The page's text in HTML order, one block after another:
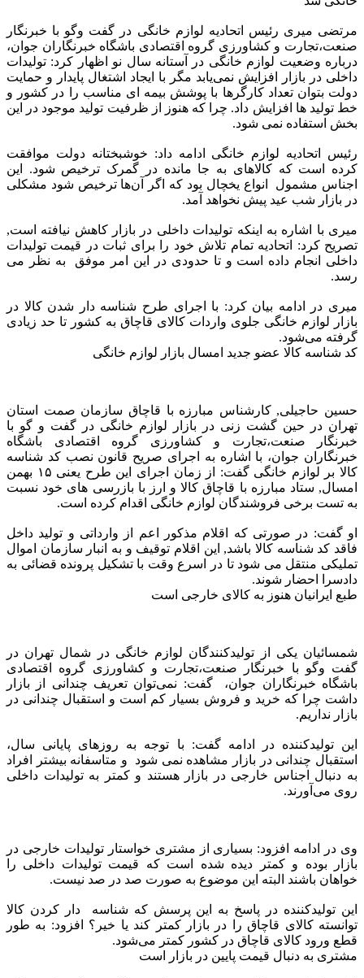
مرتضی میری رئیس اتحادیه لوازم خانگی در گفت وگو با خبرنگار
صنعت،تجارت و کشاورزی گروه اقتصادی باشگاه خبرنگاران جوان،
درباره وضعیت لوازم خانگی در آستانه سال نو اظهار کرد: تولیدات
داخلی در بازار افزایش نمی‌یابد مگر با ایجاد اشتغال پایدار و حمایت
دولت بتوان تعداد کارگرها با پوشش بیمه ای مناسب را در کشور و
خط تولید ها افزایش داد. چرا که هنوز از ظرفیت تولید موجود در این
بخش استفاده نمی شود.
رئیس اتحادیه لوازم خانگی ادامه داد: خوشبختانه دولت موافقت
کرده است که کالا‌های به جا مانده در گمرک ترخیص شود. این
اجناس مشمول انواع یخچال بود که اگر آن‌ها ترخیص شود مشکلی
در بازار شب عید پیش نخواهد آمد.
میری با اشاره به اینکه تولیدات داخلی در بازار کاهش نیافته است,
تصریح کرد: اتحادیه تمام تلاش خود را برای ثبات در قیمت تولیدات
داخلی انجام داده است و تا حدودی در این امر موفق به نظر می
رسد.
میری در ادامه بیان کرد: با اجرای طرح شناسه دار شدن کالا در
بازار لوازم خانگی جلوی واردات کالای قاچاق به کشور تا حد زیادی
گرفته می‌شود.
کد شناسه کالا عضو جدید امسال بازار لوازم خانگی
حسین حاجیلی, کارشناس مبارزه با قاچاق سازمان صمت استان
تهران در حین گشت زنی در بازار لوازم خانگی در گفت و گو با
خبرنگار صنعت،تجارت و کشاورزی گروه اقتصادی باشگاه
خبرنگاران جوان، با اشاره به اجرای صریح قانون نصب کد شناسه
کالا بر لوازم خانگی گفت: از زمان اجرای این طرح یعنی ۱۵ بهمن
امسال, ستاد مبارزه با قاچاق کالا و ارز با بازرسی های خود نسبت
به تست برخی فروشندگان لوازم خانگی اقدام کرده است.
او گفت: در صورتی که اقلام مذکور اعم از وارداتی و تولید داخل
فاقد کد شناسه کالا باشد, این اقلام توقیف و به انبار سازمان اموال
تملیکی منتقل می شود تا در اسرع وقت با تشکیل پرونده قضائی به
دادسرا احضار شوند.
طبع ایرانیان هنوز به کالای خارجی است
شمسائیان یکی از تولیدکنندگان لوازم خانگی در شمال تهران در
گفت وگو با خبرنگار صنعت،تجارت و کشاورزی گروه اقتصادی
باشگاه خبرنگاران جوان، گفت: نمی‌توان تعریف چندانی از بازار
داشت چرا که خرید و فروش بسیار کم است و استقبال چندانی در
بازار نداریم.
این تولیدکننده در ادامه گفت: با توجه به روز‌های پایانی سال،
استقبال چندانی در بازار مشاهده نمی شود و متاسفانه بیشتر افراد
به دنبال اجناس خارجی در بازار هستند و کمتر به تولیدات داخلی
روی می‌آورند.
وی در ادامه افزود: بسیاری از مشتری خواستار تولیدات خارجی در
بازار بوده و کمتر دیده شده است که قیمت تولیدات داخلی را
خواهان باشند البته این موضوع به صورت صد در صد نیست.
این تولیدکننده در پاسخ به این پرسش که شناسه دار کردن کالا
توانسته کالای قاچاق را در بازار کمتر کند یا خیر؟ افزود: به طور
قطع ورود کالای قاچاق در کشور کمتر می‌شود.
مشتری به دنبال قیمت پایین در بازار است